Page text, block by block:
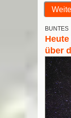
BUNTES
über